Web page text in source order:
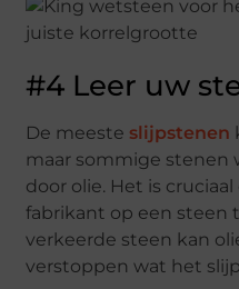
#4 Leer uw
De meeste slijpstenen
maar sommige stenen
door olie. Het is
fabrikant op een steen
verkeerde steen kan
verstoppen wat het